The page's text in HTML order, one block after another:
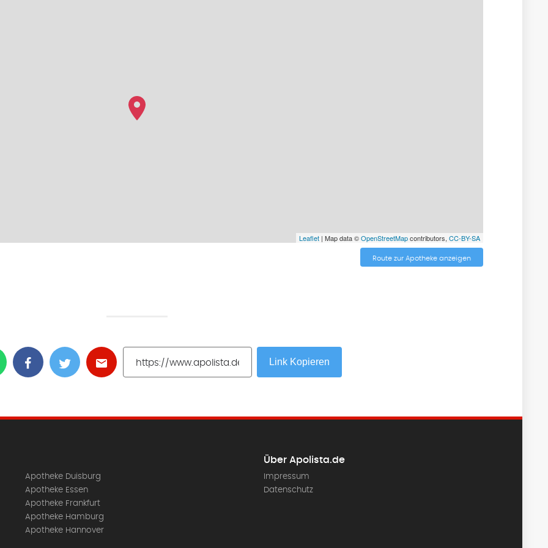
Leaflet| Map data ©OpenStreetMapcontributors, CC-BY-SA
Route zur Apotheke anzeigen
Link Kopieren
Apotheke Duisburg
Apotheke Essen
Apotheke Frankfurt
Apotheke Hamburg
Apotheke Hannover
Über Apolista.de
Impressum
Datenschutz